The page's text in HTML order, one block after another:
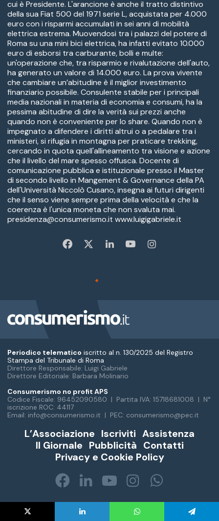
Periodico telematico iscritto al n. 130/2025 del Registro
Stampa del Tribunale di Roma
Direttore Responsabile: Luigi Gabriele
Direttore Editoriale: Barbara Molinario
Consumerismo no profit APS
Codice Fiscale: 96452090580 | Partita IVA: 15718681008 | N°
iscrizione ROC: 44117
Email: info@consumerismo.it | PEC: consumerismo@pec.it
L’Associazione Iscriviti Assistenza
Il Giornale Pubblicità Contatti
Privacy e Cookie Policy
Facebook
LinkedIn
You
Tube
Instagram